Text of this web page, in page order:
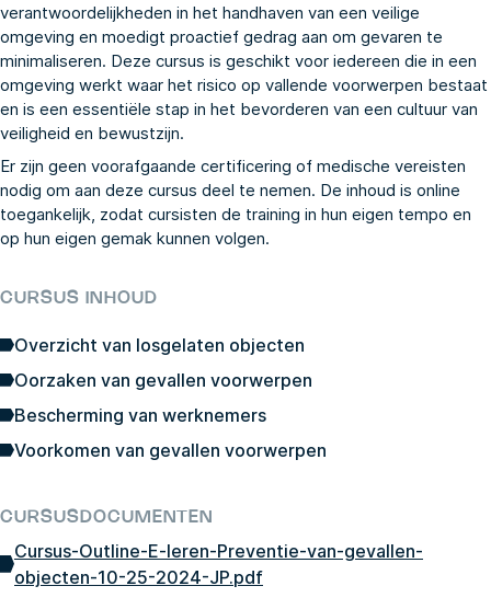
verantwoordelijkheden in het handhaven van een veilige
omgeving en moedigt proactief gedrag aan om gevaren te
minimaliseren. Deze cursus is geschikt voor iedereen die in een
omgeving werkt waar het risico op vallende voorwerpen bestaat
en is een essentiële stap in het bevorderen van een cultuur van
veiligheid en bewustzijn.
Er zijn geen voorafgaande certificering of medische vereisten
nodig om aan deze cursus deel te nemen. De inhoud is online
toegankelijk, zodat cursisten de training in hun eigen tempo en
op hun eigen gemak kunnen volgen.
CURSUS INHOUD
Overzicht van losgelaten objecten
Oorzaken van gevallen voorwerpen
Bescherming van werknemers
Voorkomen van gevallen voorwerpen
CURSUSDOCUMENTEN
Cursus-Outline-E-leren-Preventie-van-gevallen-
objecten-10-25-2024-JP.pdf